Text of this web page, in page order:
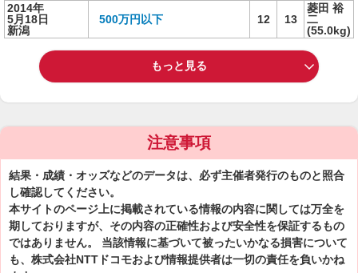
2014年
5月18日
新潟
500万円以下 12 13
菱田 裕
二
(55.0kg)
もっと見る
注意事項
結果・成績・オッズなどのデータは、必ず主催者発行のものと照合
し確認してください。
本サイトのページ上に掲載されている情報の内容に関しては万全を
期しておりますが、その内容の正確性および安全性を保証するもの
ではありません。 当該情報に基づいて被ったいかなる損害について
も、株式会社NTTドコモおよび情報提供者は一切の責任を負いかね